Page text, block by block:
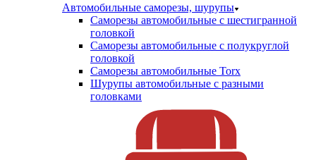
Автомобильные саморезы, шурупы
Саморезы автомобильные с шестигранной
головкой
Саморезы автомобильные с полукруглой
головкой
Саморезы автомобильные Torx
Шурупы автомобильные с разными
головками